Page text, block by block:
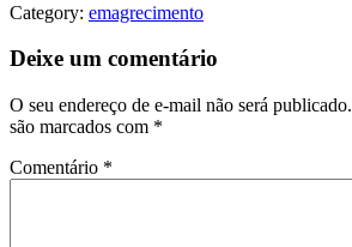
Category: emagrecimento
Deixe um comentário
O seu endereço de e-mail não será publicado.
são marcados com *
Comentário *